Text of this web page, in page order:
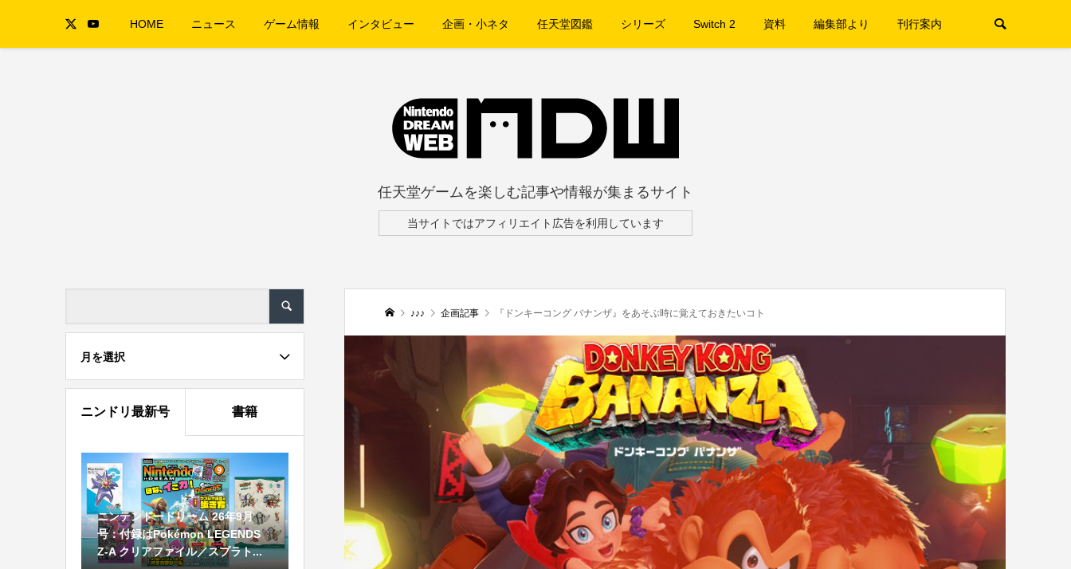
HOME ニュース ゲーム情報 インタビュー 企画・小ネタ 任天堂図鑑 シリーズ Switch 2 資料 編集部より 刊行案内
任天堂ゲームを楽しむ記事や情報が集まるサイト
当サイトではアフィリエイト広告を利用しています
♪♪♪ 企画記事 『ドンキーコング バナンザ』をあそぶ時に覚えておきたいコト
月を選択
ニンドリ最新号 書籍
ニンテンドードリーム 26年9月
号：付録はPokémon LEGENDS
Z-A クリアファイル／スプラト...